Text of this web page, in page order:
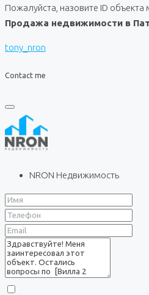
Пожалуйста, назовите ID
Продажа недвижимости в
tony_nron
Contact me
NRON Недвижимость